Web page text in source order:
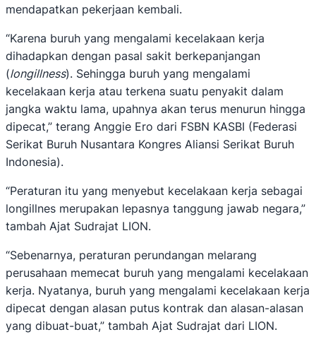
mendapatkan pekerjaan kembali.
“Karena buruh yang mengalami kecelakaan kerja
dihadapkan dengan pasal sakit berkepanjangan
(longillness). Sehingga buruh yang mengalami
kecelakaan kerja atau terkena suatu penyakit dalam
jangka waktu lama, upahnya akan terus menurun hingga
dipecat,” terang Anggie Ero dari FSBN KASBI (Federasi
Serikat Buruh Nusantara Kongres Aliansi Serikat Buruh
Indonesia).
“Peraturan itu yang menyebut kecelakaan kerja sebagai
longillnes merupakan lepasnya tanggung jawab negara,”
tambah Ajat Sudrajat LION.
“Sebenarnya, peraturan perundangan melarang
perusahaan memecat buruh yang mengalami kecelakaan
kerja. Nyatanya, buruh yang mengalami kecelakaan kerja
dipecat dengan alasan putus kontrak dan alasan-alasan
yang dibuat-buat,” tambah Ajat Sudrajat dari LION.